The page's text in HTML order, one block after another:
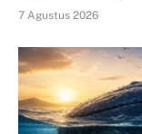
7 Agustus 2026